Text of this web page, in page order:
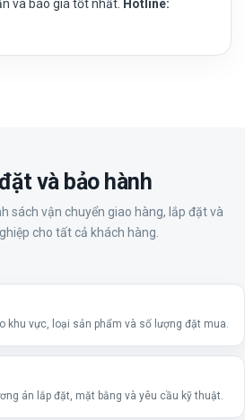
và báo giá tốt nhất. Hotline:
và bảo hành
sách vận chuyển giao hàng, lắp đặt và
cho tất cả khách hàng.
khu vực, loại sản phẩm và số lượng đặt mua.
án lắp đặt, mặt bằng và yêu cầu kỹ thuật.